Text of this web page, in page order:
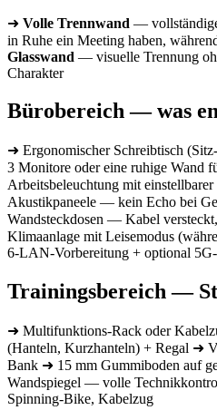
➜ Volle Trennwand —
in Ruhe ein Meeting haben,
Glasswand — visuelle Trennung
Charakter
Bürobereich — was
➜ Ergonomischer Schreibtisch
3 Monitore oder eine ruhige Wand
Arbeitsbeleuchtung mit
Akustikpaneele — kein Echo bei
Wandsteckdosen — Kabel
Klimaanlage mit Leisemodus
6-LAN-Vorbereitung + optional
Trainingsbereich —
➜ Multifunktions-Rack oder
(Hanteln, Kurzhanteln) + Regal ➜
Bank ➜ 15 mm Gummiboden auf
Wandspiegel — volle
Spinning-Bike, Kabelzug